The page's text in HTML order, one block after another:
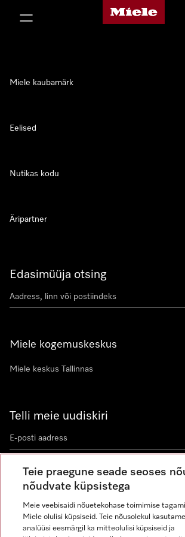
Miele avaleht
Edasimüüja otsing
Miele kogemuskeskus
Miele keskus Tallinnas
Telli meie uudiskiri
Miele kaubamärk
Eelised
Nutikas kodu
Äripartner
Miele Instagramis
Miele Facebookis
Miele Youtube'is
Teie praegune seade seoses
nõudvate küpsistega
Meie veebisaidi nõuetekohase toimimise
Miele olulisi küpsiseid. Teie nõusolekul
analüüsi eesmärgil ka mitteolulisi küpsiseid ja